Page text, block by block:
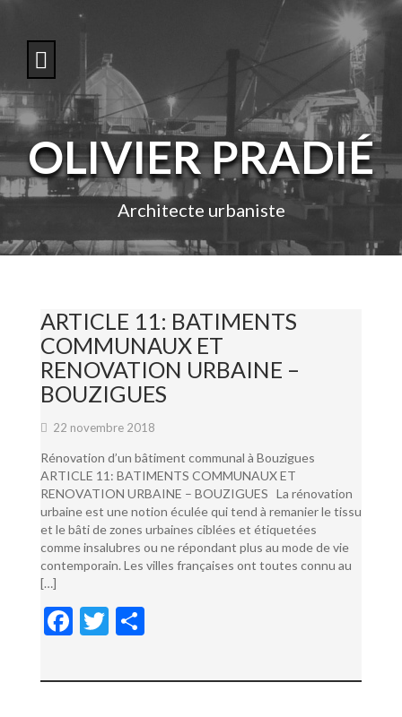
o
c
n
e
OLIVIER PRADIÉ
Architecte urbaniste
ARTICLE 11: BATIMENTS
COMMUNAUX ET
RENOVATION URBAINE –
BOUZIGUES
22 novembre 2018
Rénovation d’un bâtiment communal à Bouzigues
ARTICLE 11: BATIMENTS COMMUNAUX ET
RENOVATION URBAINE – BOUZIGUES La rénovation
urbaine est une notion éculée qui tend à remanier le tissu
et le bâti de zones urbaines ciblées et étiquetées
comme insalubres ou ne répondant plus au mode de vie
contemporain. Les villes françaises ont toutes connu au
[…]
F
e
T
itt ta